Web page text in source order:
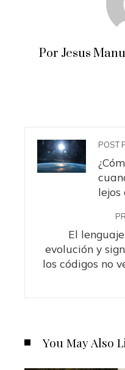
Por Jesus
POST
lejos
El
evolución y
los códigos no
You May Also